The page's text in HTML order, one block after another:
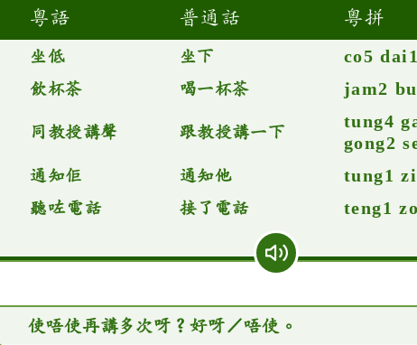
粵語 普通話 粵拼
坐低 坐下
co5 dai1
飲杯茶
喝一杯茶 jam2
同教授講聲 跟教授講一下
tung4
gong2
通知佢
通知他
tung1
聽咗電話
接了電話 teng1
使唔使再講多次呀？好呀／唔使。